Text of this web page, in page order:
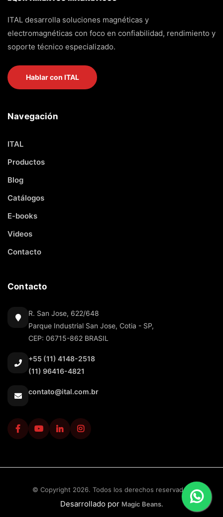
ITAL desarrolla soluciones magnéticas y
electromagnéticas con foco en confiabilidad, rendimiento y
soporte técnico especializado.
Hablar con ITAL
Navegación
ITAL
Productos
Blog
Catálogos
E-books
Videos
Contacto
Contacto
R. San Jose, 622/648
Parque Industrial San Jose, Cotia - SP,
CEP: 06715-862 BRASIL
+55 (11) 4148-2518
(11) 96416-4821
contato@ital.com.br
© Copyright 2026. Todos los derechos reservados
Desarrollado por Magic Beans.